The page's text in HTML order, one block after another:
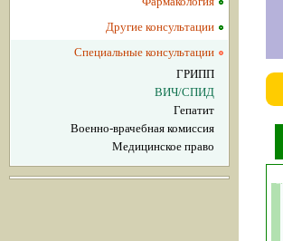
Другие консультации
Специальные консультации
ГРИПП
ВИЧ/СПИД
Гепатит
Военно-врачебная комиссия
Медицинское право